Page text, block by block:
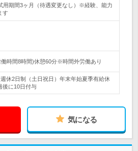
用期間3ヶ月（待遇変更なし）※経験、能力
す
時間8時間)休憩60分※時間外労働あり
休2日制（土日祝日）年末年始夏季有給休
後に10日付与
気になる